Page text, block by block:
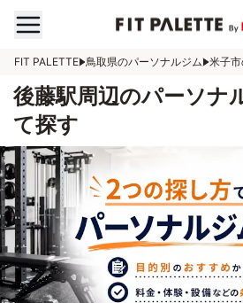
FIT PALETTE 鳥取県のパーソナルジム 米子
後藤駅周辺のパーソナ
て探す